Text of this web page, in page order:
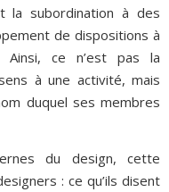
la subordination à des
de dispositions à
ce n’est pas la
à une activité, mais
duquel ses membres
du design, cette
: ce qu’ils disent